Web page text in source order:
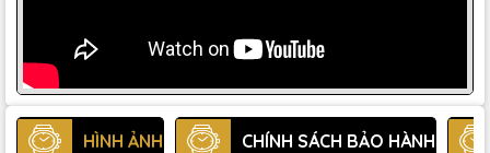
HÌNH ẢNH CHÍNH SÁCH BẢO HÀNH